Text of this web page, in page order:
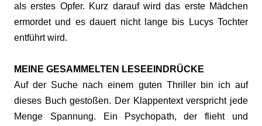
als erstes Opfer. Kurz darauf wird das erste Mädchen
ermordet und es dauert nicht lange bis Lucys Tochter
entführt wird.
MEINE GESAMMELTEN LESEEINDRÜCKE
Auf der Suche nach einem guten Thriller bin ich auf
dieses Buch gestoßen. Der Klappentext verspricht jede
Menge Spannung. Ein Psychopath, der flieht und